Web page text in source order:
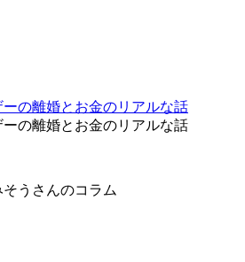
の離婚とお金のリアルな話
の離婚とお金のリアルな話
うさんのコラム